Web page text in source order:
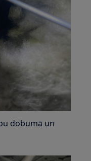
dobumā un